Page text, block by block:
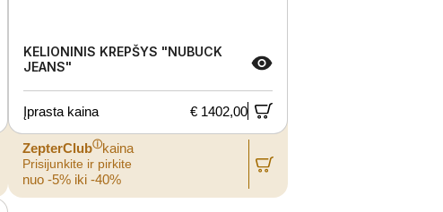
KELIONINIS KREPŠYS "NUBUCK
JEANS"
Įprasta kaina € 1402,00
ZepterClubⓘkaina
Prisijunkite ir pirkite
nuo -5% iki -40%